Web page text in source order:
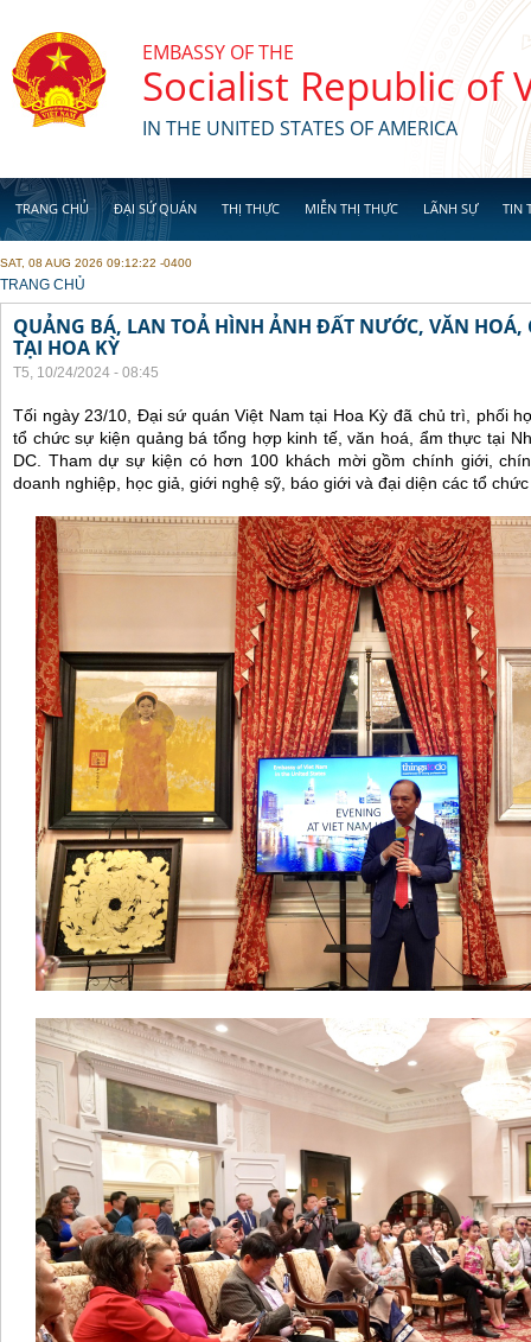
EMBASSY OF THE
Socialist Republic of
IN THE UNITED STATES OF AMERICA
TRANG CHỦ ĐẠI SỨ QUÁN THỊ THỰC MIỄN THỊ THỰC LÃNH SỰ TIN
SAT, 08 AUG 2026 09:12:22 -0400
YOU ARE HERE
TRANG CHỦ
QUẢNG BÁ, LAN TOẢ HÌNH ẢNH ĐẤT NƯỚC, VĂN HOÁ,
TẠI HOA KỲ
T5, 10/24/2024 - 08:45
Tối ngày 23/10, Đại sứ quán Việt Nam tại Hoa Kỳ đã chủ trì, phối
tổ chức sự kiện quảng bá tổng hợp kinh tế, văn hoá, ẩm thực tại
DC. Tham dự sự kiện có hơn 100 khách mời gồm chính giới,
doanh nghiệp, học giả, giới nghệ sỹ, báo giới và đại diện các tổ